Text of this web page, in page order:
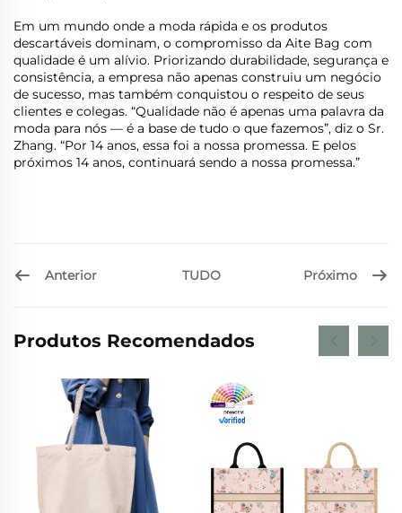
Em um mundo onde a moda rápida e os produtos
descartáveis dominam, o compromisso da Aite Bag com
qualidade é um alívio. Priorizando durabilidade, segurança e
consistência, a empresa não apenas construiu um negócio
de sucesso, mas também conquistou o respeito de seus
clientes e colegas. “Qualidade não é apenas uma palavra da
moda para nós — é a base de tudo o que fazemos”, diz o Sr.
Zhang. “Por 14 anos, essa foi a nossa promessa. E pelos
próximos 14 anos, continuará sendo a nossa promessa.”
Anterior TUDO Próximo
Produtos Recomendados